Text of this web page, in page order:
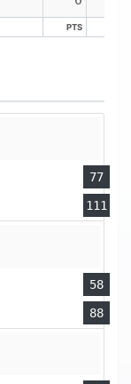
PTS
PTS
77
111
58
88